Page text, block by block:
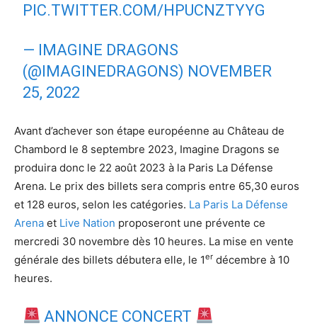
PIC.TWITTER.COM/HPUCNZTYYG
— IMAGINE DRAGONS
(@IMAGINEDRAGONS) NOVEMBER
25, 2022
Avant d’achever son étape européenne au Château de
Chambord le 8 septembre 2023, Imagine Dragons se
produira donc le 22 août 2023 à la Paris La Défense
Arena. Le prix des billets sera compris entre 65,30 euros
et 128 euros, selon les catégories. La Paris La Défense
Arena et Live Nation proposeront une prévente ce
mercredi 30 novembre dès 10 heures. La mise en vente
générale des billets débutera elle, le 1er décembre à 10
heures.
ANNONCE CONCERT